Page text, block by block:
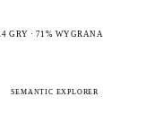
GRY · 71% WYGRANA
SEMANTIC EXPLORER